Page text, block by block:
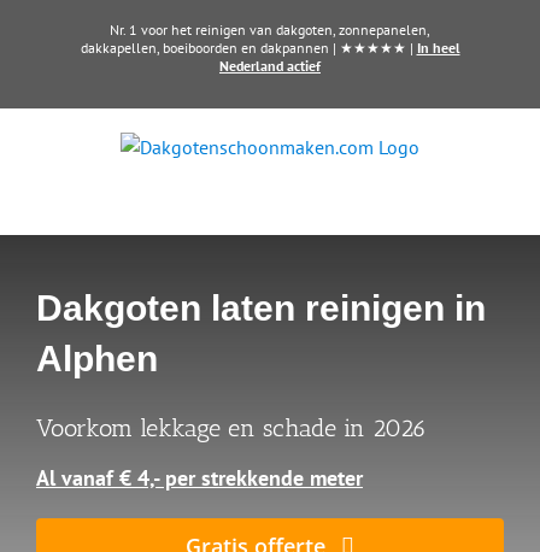
Nr. 1 voor het reinigen van dakgoten, zonnepanelen,
dakkapellen, boeiboorden en dakpannen | ★★★★★ | In heel
Nederland actief
Dakgoten laten reinigen in
Alphen
Voorkom lekkage en schade in 2026
Al vanaf € 4,- per strekkende meter
Gratis offerte